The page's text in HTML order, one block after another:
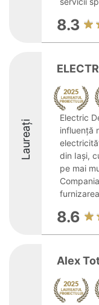
8.3
Laureați
Electric
influență
din Iași,
pe mai
8.6
Alex